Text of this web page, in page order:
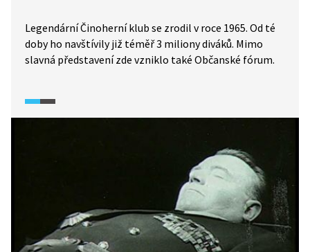
Legendární Činoherní klub se zrodil v roce 1965. Od té
doby ho navštívily již téměř 3 miliony diváků. Mimo
slavná představení zde vzniklo také Občanské fórum.